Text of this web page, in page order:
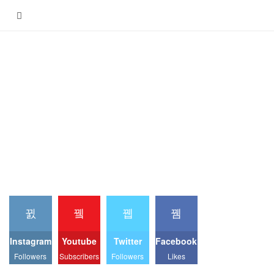
Facebook
Likes
Twitter
Followers
Youtube
Subscribers
Instagram
Followers